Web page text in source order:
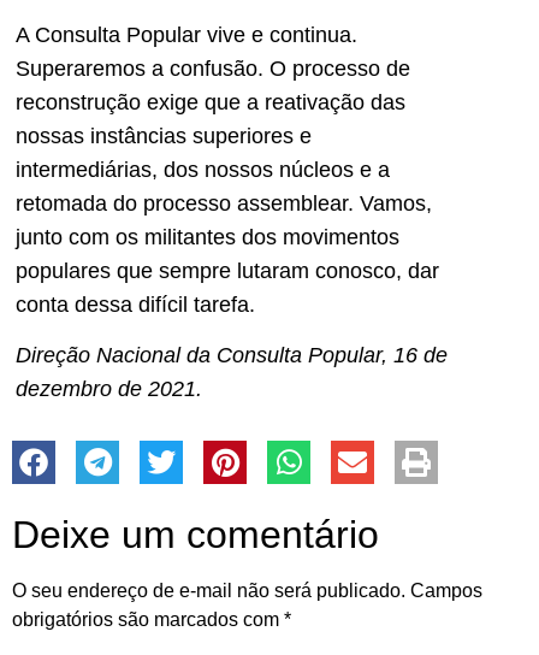
A Consulta Popular vive e continua.
Superaremos a confusão. O processo de
reconstrução exige que a reativação das
nossas instâncias superiores e
intermediárias, dos nossos núcleos e a
retomada do processo assemblear. Vamos,
junto com os militantes dos movimentos
populares que sempre lutaram conosco, dar
conta dessa difícil tarefa.
Direção Nacional da Consulta Popular, 16 de
dezembro de 2021.
Deixe um comentário
O seu endereço de e-mail não será publicado. Campos
obrigatórios são marcados com *